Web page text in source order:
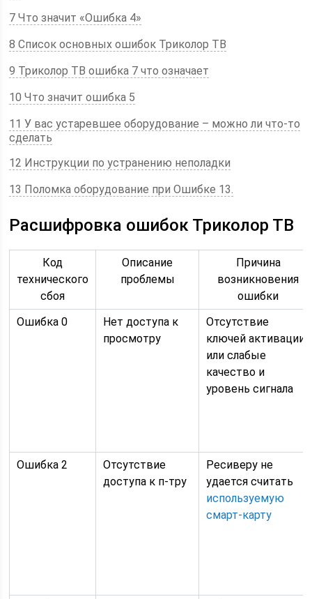
7 Что значит «Ошибка 4»
8 Список основных ошибок Триколор ТВ
9 Триколор ТВ ошибка 7 что означает
10 Что значит ошибка 5
11 У вас устаревшее оборудование – можно ли что-то
сделать
12 Инструкции по устранению неполадки
13 Поломка оборудование при Ошибке 13.
Расшифровка ошибок Триколор ТВ
Код
технического
сбоя
Описание
проблемы
Причина
возникновения
ошибки
Ошибка 0
Нет доступа к
просмотру
Отсутствие
ключей активации
или слабые
качество и
уровень сигнала
Ошибка 2
Отсутствие
доступа к п-тру
Ресиверу не
удается считать
используемую
смарт-карту